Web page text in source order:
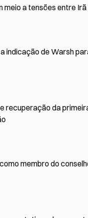
meio a tensões entre Irã
indicação de Warsh
recuperação da
membro do